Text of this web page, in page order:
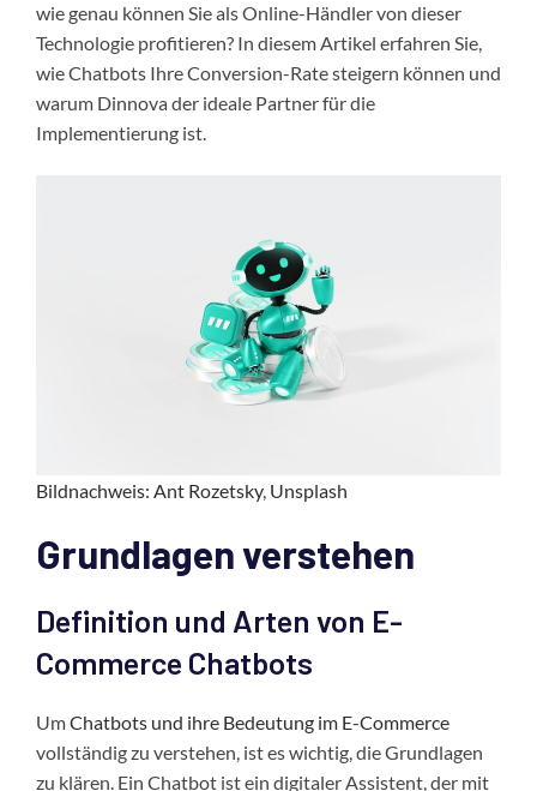
wie genau können Sie als Online-Händler von dieser
Technologie profitieren? In diesem Artikel erfahren Sie,
wie Chatbots Ihre Conversion-Rate steigern können und
warum Dinnova der ideale Partner für die
Implementierung ist.
Bildnachweis: Ant Rozetsky, Unsplash
Grundlagen verstehen
Definition und Arten von E-
Commerce Chatbots
UmChatbots und ihre Bedeutung im E-Commerce
vollständig zu verstehen, ist es wichtig, die Grundlagen
zu klären. Ein Chatbot ist ein digitaler Assistent, der mit